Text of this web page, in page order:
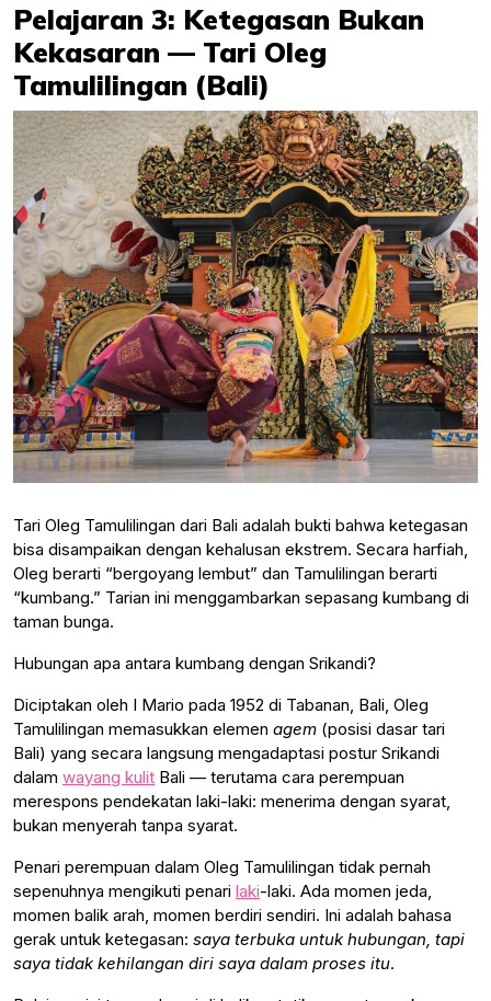
Pelajaran 3: Ketegasan Bukan
Kekasaran — Tari Oleg
Tamulilingan (Bali)
Tari Oleg Tamulilingan dari Bali adalah bukti bahwa ketegasan
bisa disampaikan dengan kehalusan ekstrem. Secara harfiah,
Oleg berarti “bergoyang lembut” dan Tamulilingan berarti
“kumbang.” Tarian ini menggambarkan sepasang kumbang di
taman bunga.
Hubungan apa antara kumbang dengan Srikandi?
Diciptakan oleh I Mario pada 1952 di Tabanan, Bali, Oleg
Tamulilingan memasukkan elemen agem (posisi dasar tari
Bali) yang secara langsung mengadaptasi postur Srikandi
dalam wayang kulit Bali — terutama cara perempuan
merespons pendekatan laki-laki: menerima dengan syarat,
bukan menyerah tanpa syarat.
Penari perempuan dalam Oleg Tamulilingan tidak pernah
sepenuhnya mengikuti penari laki-laki. Ada momen jeda,
momen balik arah, momen berdiri sendiri. Ini adalah bahasa
gerak untuk ketegasan: saya terbuka untuk hubungan, tapi
saya tidak kehilangan diri saya dalam proses itu.